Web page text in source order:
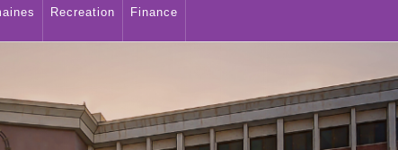
Recreation Finance